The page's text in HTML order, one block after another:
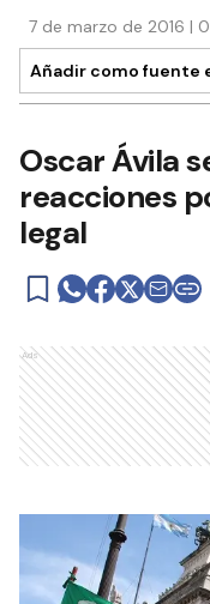
7 de marzo de 2016 |
Añadir como fuente
Oscar Ávila
reacciones
legal
Ads